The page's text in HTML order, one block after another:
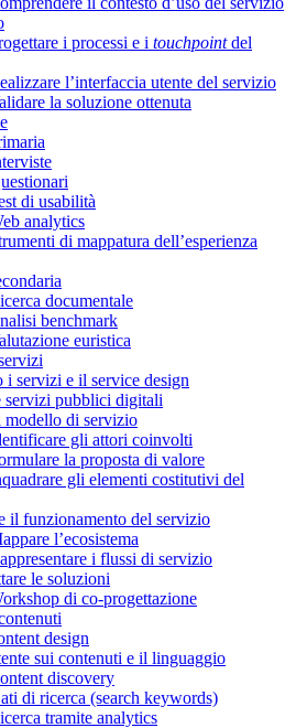
i processi e i touchpointdel
l’interfaccia utente del servizio
la soluzione ottenuta
di usabilità
analytics
di mappatura dell’esperienza
documentale
benchmark
euristica
i servizi e il service design
servizi pubblici digitali
di servizio
gli attori coinvolti
la proposta di valore
gli elementi costitutivi del
il funzionamento del servizio
l’ecosistema
i flussi di servizio
le soluzioni
di co-progettazione
design
sui contenuti e il linguaggio
discovery
di ricerca (search keywords)
tramite analytics